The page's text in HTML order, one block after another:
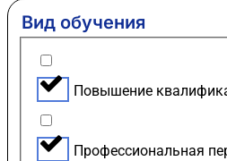
Вид обучения
Повышение
Профессиональная